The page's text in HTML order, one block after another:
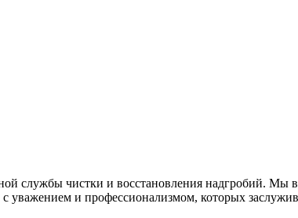
службы чистки и восстановления надгробий. Мы
и профессионализмом, которых